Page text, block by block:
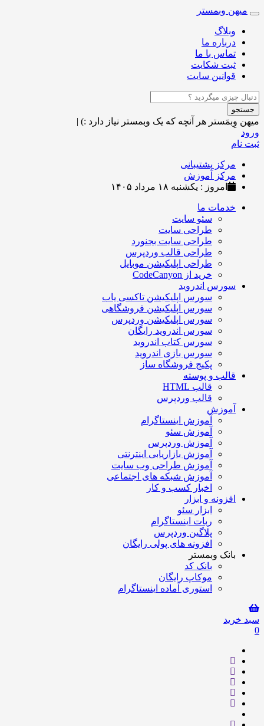
Toggle
navigation
میهن وبمستر
وبلاگ
درباره ما
تماس با ما
ثبت شکایت
قوانین سایت
جستجو
میهن وِبمَستر هر آنچه که یک وبمستر نیاز دارد :) |
ورود
ثبت نام
مرکز پشتیبانی
مرکز آموزش
امروز : یکشنبه ۱۸ مرداد ۱۴۰۵
خدمات ما
سئو سایت
طراحی سایت
طراحی سایت بجنورد
طراحی قالب وردپرس
طراحی اپلیکیشن موبایل
خرید از CodeCanyon
سورس اندروید
سورس اپلیکیشن تاکسی یاب
سورس اپلیکیشن فروشگاهی
سورس اپلیکیشن وردپرس
سورس اندروید رایگان
سورس کتاب اندروید
سورس بازی اندروید
پکیج فروشگاه ساز
قالب و پوسته
قالب HTML
قالب وردپرس
آموزش
آموزش اینستاگرام
آموزش سئو
آموزش وردپرس
آموزش بازاریابی اینترنتی
آموزش طراحی وب سایت
آموزش شبکه های اجتماعی
اخبار کسب و کار
افزونه و ابزار
ابزار سئو
ربات اینستاگرام
پلاگین وردپرس
افزونه های پولی رایگان
بانک وبمستر
بانک کد
موکاپ رایگان
استوری آماده اینستاگرام
سبد خرید
0